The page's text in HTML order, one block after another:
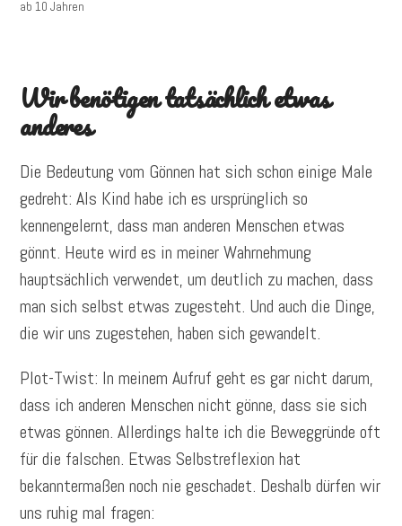
ab 10 Jahren
Wir benötigen tatsächlich etwas
anderes
Die Bedeutung vom Gönnen hat sich schon einige Male
gedreht: Als Kind habe ich es ursprünglich so
kennengelernt, dass man anderen Menschen etwas
gönnt. Heute wird es in meiner Wahrnehmung
hauptsächlich verwendet, um deutlich zu machen, dass
man sich selbst etwas zugesteht. Und auch die Dinge,
die wir uns zugestehen, haben sich gewandelt.
Plot-Twist: In meinem Aufruf geht es gar nicht darum,
dass ich anderen Menschen nicht gönne, dass sie sich
etwas gönnen. Allerdings halte ich die Beweggründe oft
für die falschen. Etwas Selbstreflexion hat
bekanntermaßen noch nie geschadet. Deshalb dürfen wir
uns ruhig mal fragen: